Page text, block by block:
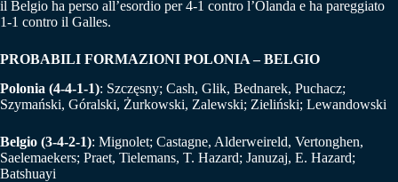
il Belgio ha perso all’esordio per 4-1 contro l’Olanda e ha pareggiato
1-1 contro il Galles.
PROBABILI FORMAZIONI POLONIA – BELGIO
Polonia (4-4-1-1): Szczęsny; Cash, Glik, Bednarek, Puchacz;
Szymański, Góralski, Żurkowski, Zalewski; Zieliński; Lewandowski
Belgio (3-4-2-1): Mignolet; Castagne, Alderweireld, Vertonghen,
Saelemaekers; Praet, Tielemans, T. Hazard; Januzaj, E. Hazard;
Batshuayi